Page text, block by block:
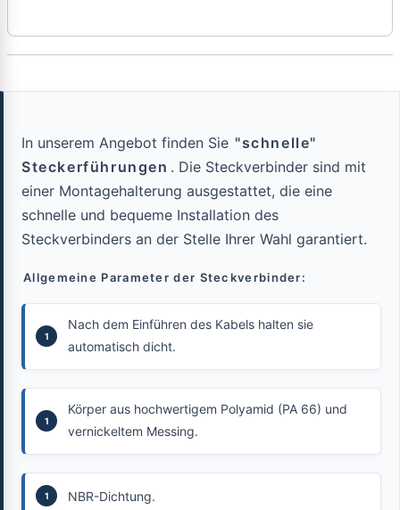
In unserem Angebot finden Sie "schnelle"
Steckerführungen . Die Steckverbinder sind mit
einer Montagehalterung ausgestattet, die eine
schnelle und bequeme Installation des
Steckverbinders an der Stelle Ihrer Wahl garantiert.
Allgemeine Parameter der Steckverbinder:
Nach dem Einführen des Kabels halten sie
automatisch dicht.
Körper aus hochwertigem Polyamid (PA 66) und
vernickeltem Messing.
NBR-Dichtung.